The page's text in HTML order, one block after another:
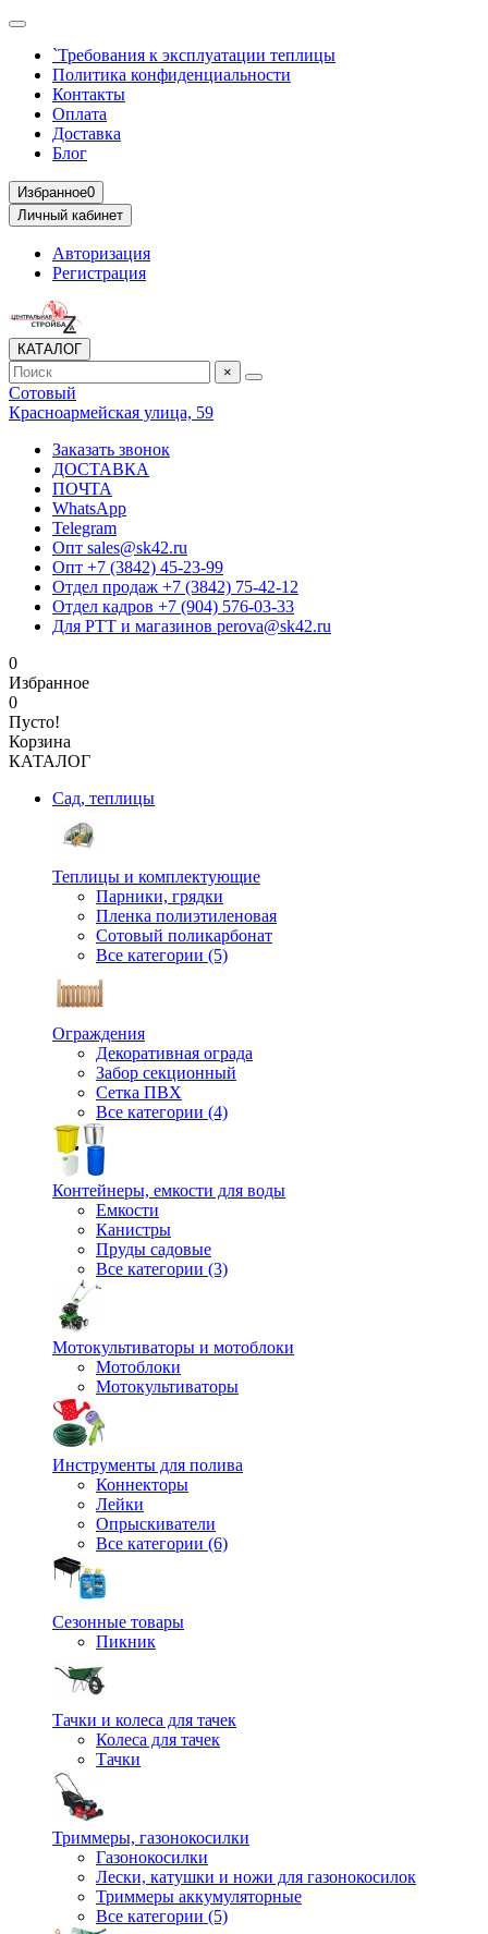
`Требования к эксплуатации теплицы
Политика конфиденциальности
Контакты
Оплата
Доставка
Блог
Избранное0
Личный кабинет
Авторизация
Регистрация
КАТАЛОГ
×
Сотовый
Красноармейская улица, 59
Заказать звонок
ДОСТАВКА
ПОЧТА
WhatsApp
Telegram
Опт sales@sk42.ru
Опт +7 (3842) 45-23-99
Отдел продаж +7 (3842) 75-42-12
Отдел кадров +7 (904) 576-03-33
Для РТТ и магазинов perova@sk42.ru
0
Избранное
0
Пусто!
Корзина
КАТАЛОГ
Сад, теплицы
Теплицы и комплектующие
Парники, грядки
Пленка полиэтиленовая
Сотовый поликарбонат
Все категории (5)
Ограждения
Декоративная ограда
Забор секционный
Сетка ПВХ
Все категории (4)
Контейнеры, емкости для воды
Емкости
Канистры
Пруды садовые
Все категории (3)
Мотокультиваторы и мотоблоки
Мотоблоки
Мотокультиваторы
Инструменты для полива
Коннекторы
Лейки
Опрыскиватели
Все категории (6)
Сезонные товары
Пикник
Тачки и колеса для тачек
Колеса для тачек
Тачки
Триммеры, газонокосилки
Газонокосилки
Лески, катушки и ножи для газонокосилок
Триммеры аккумуляторные
Все категории (5)